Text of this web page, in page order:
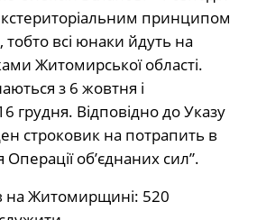
принципом
всі юнаки йдуть на
Житомирської області.
з 6 жовтня і
грудня. Відповідно до Указу
строковик на потрапить в
об’єднаних сил”.